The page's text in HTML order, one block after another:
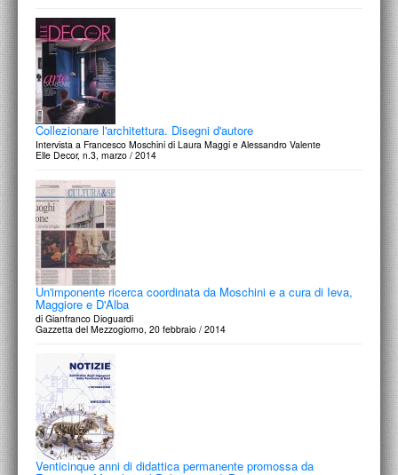
Collezionare l'architettura. Disegni d'autore
Intervista a Francesco Moschini di Laura Maggi e Alessandro Valente
Elle Decor, n.3, marzo / 2014
Un'imponente ricerca coordinata da Moschini e a cura di Ieva,
Maggiore e D'Alba
di Gianfranco Dioguardi
Gazzetta del Mezzogiorno, 20 febbraio / 2014
Venticinque anni di didattica permanente promossa da